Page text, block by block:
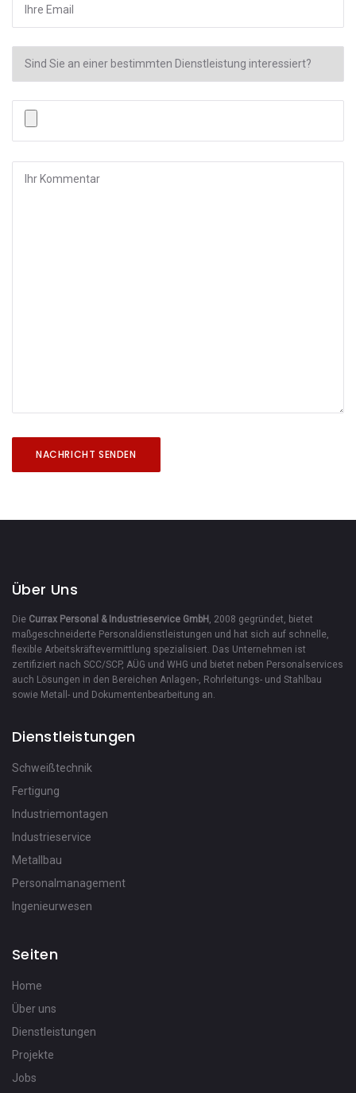
Über Uns
Die Currax Personal & Industrieservice GmbH , 2008 gegründet, bietet
maßgeschneiderte Personaldienstleistungen und hat sich auf schnelle,
flexible Arbeitskräftevermittlung spezialisiert. Das Unternehmen ist
zertifiziert nach SCC/SCP, AÜG und WHG und bietet neben Personalservices
auch Lösungen in den Bereichen Anlagen-, Rohrleitungs- und Stahlbau
sowie Metall- und Dokumentenbearbeitung an.
Dienstleistungen
Schweißtechnik
Fertigung
Industriemontagen
Industrieservice
Metallbau
Personalmanagement
Ingenieurwesen
Seiten
Home
Über uns
Dienstleistungen
Projekte
Jobs